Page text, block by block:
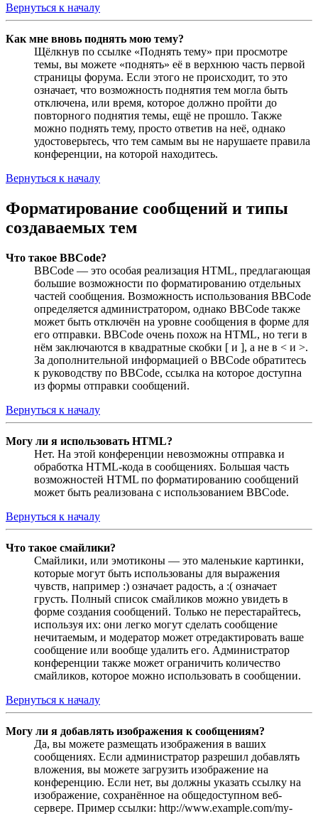
Вернуться к началу
Как мне вновь поднять мою тему?
Щёлкнув по ссылке «Поднять тему» при просмотре
темы, вы можете «поднять» её в верхнюю часть первой
страницы форума. Если этого не происходит, то это
означает, что возможность поднятия тем могла быть
отключена, или время, которое должно пройти до
повторного поднятия темы, ещё не прошло. Также
можно поднять тему, просто ответив на неё, однако
удостоверьтесь, что тем самым вы не нарушаете правила
конференции, на которой находитесь.
Вернуться к началу
Форматирование сообщений и типы
создаваемых тем
Что такое BBCode?
BBCode — это особая реализация HTML, предлагающая
большие возможности по форматированию отдельных
частей сообщения. Возможность использования BBCode
определяется администратором, однако BBCode также
может быть отключён на уровне сообщения в форме для
его отправки. BBCode очень похож на HTML, но теги в
нём заключаются в квадратные скобки [ и ], а не в < и >.
За дополнительной информацией о BBCode обратитесь
к руководству по BBCode, ссылка на которое доступна
из формы отправки сообщений.
Вернуться к началу
Могу ли я использовать HTML?
Нет. На этой конференции невозможны отправка и
обработка HTML-кода в сообщениях. Большая часть
возможностей HTML по форматированию сообщений
может быть реализована с использованием BBCode.
Вернуться к началу
Что такое смайлики?
Смайлики, или эмотиконы — это маленькие картинки,
которые могут быть использованы для выражения
чувств, например :) означает радость, а :( означает
грусть. Полный список смайликов можно увидеть в
форме создания сообщений. Только не перестарайтесь,
используя их: они легко могут сделать сообщение
нечитаемым, и модератор может отредактировать ваше
сообщение или вообще удалить его. Администратор
конференции также может ограничить количество
смайликов, которое можно использовать в сообщении.
Вернуться к началу
Могу ли я добавлять изображения к сообщениям?
Да, вы можете размещать изображения в ваших
сообщениях. Если администратор разрешил добавлять
вложения, вы можете загрузить изображение на
конференцию. Если нет, вы должны указать ссылку на
изображение, сохранённое на общедоступном веб-
сервере. Пример ссылки: http://www.example.com/my-